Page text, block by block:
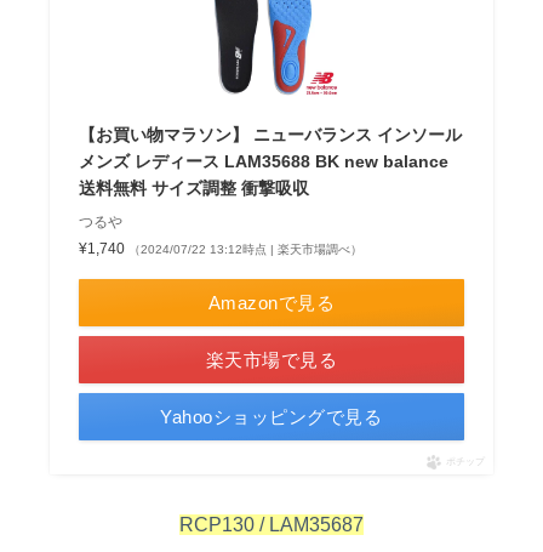
【お買い物マラソン】 ニューバランス インソール
メンズ レディース LAM35688 BK new balance
送料無料 サイズ調整 衝撃吸収
つるや
¥1,740
（2024/07/22 13:12時点 | 楽天市場調べ）
Amazonで見る
楽天市場で見る
Yahooショッピングで見る
ポチップ
RCP130 / LAM35687